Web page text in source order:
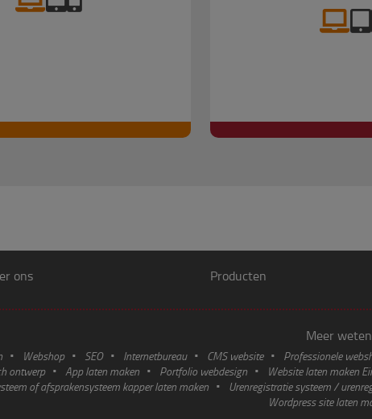
ons Producten
Meer
Webshop SEO Internetbureau CMS website Professionele
ontwerp
App laten maken Portfolio webdesign Website laten maken
of afsprakensysteem kapper laten maken
Urenregistratie systeem /
Wordpress site laten